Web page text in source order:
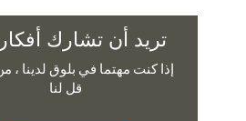
تريد أن تشارك
إذا كنت مهتما في بلوق لدينا
قل لنا